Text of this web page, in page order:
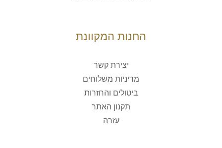
החנות המקוונת
יצירת קשר
מדיניות משלוחים
ביטולים והחזרות
תקנון האתר
עזרה